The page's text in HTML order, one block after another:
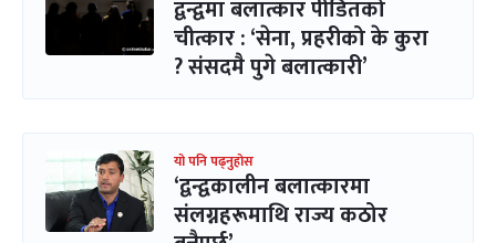
द्वन्द्वमा बलात्कार पीडितको
चीत्कार : ‘सेना, प्रहरीको के कुरा
? संसदमै पुगे बलात्कारी’
यो पनि पढ्नुहोस
‘द्वन्द्वकालीन बलात्कारमा
संलग्नहरूमाथि राज्य कठोर